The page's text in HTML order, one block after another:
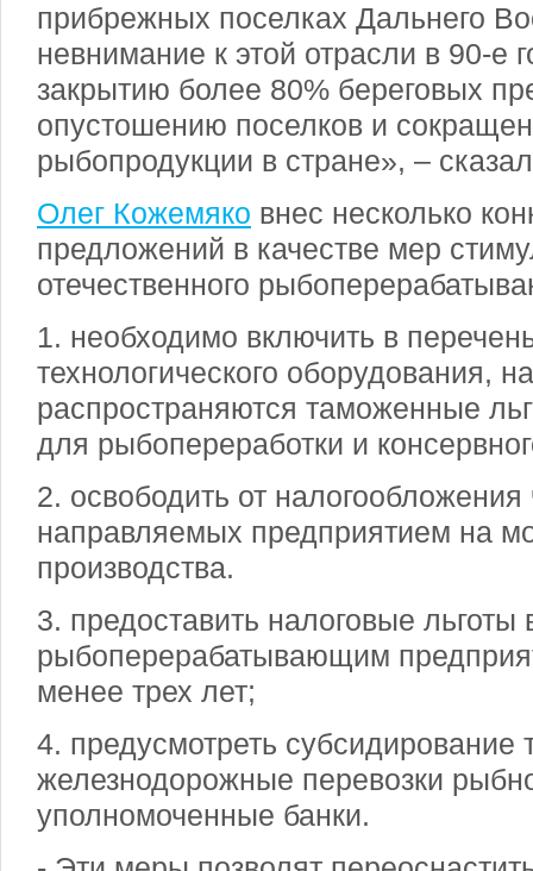
прибрежных поселках Дальнего
невнимание к этой отрасли в 90-е
закрытию более 80% береговых
опустошению поселков и
рыбопродукции в стране», –
Олег Кожемяко внес несколько
предложений в качестве мер
отечественного
1. необходимо включить в
технологического оборудования,
распространяются таможенные
для рыбопереработки и
2. освободить от налогообложения
направляемых предприятием на
производства.
3. предоставить налоговые
рыбоперерабатывающим
менее трех лет;
4. предусмотреть субсидирование
железнодорожные перевозки
уполномоченные банки.